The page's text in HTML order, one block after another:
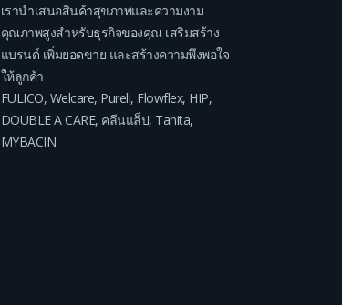
เรานำเสนอสินค้าสุขภาพและความงาม
คุณภาพสูงสำหรับธุรกิจของคุณ เสริมสร้าง
แบรนด์ เพิ่มยอดขาย และสร้างความพึงพอใจ
ให้ลูกค้า
FULICO, Welcare, Purell, Flowflex, HIP,
DOUBLE A CARE, คลีนแล็ป, Tanita,
MYBACIN